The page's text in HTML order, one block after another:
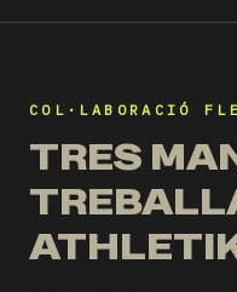
COL·LABORACIÓ
TRES